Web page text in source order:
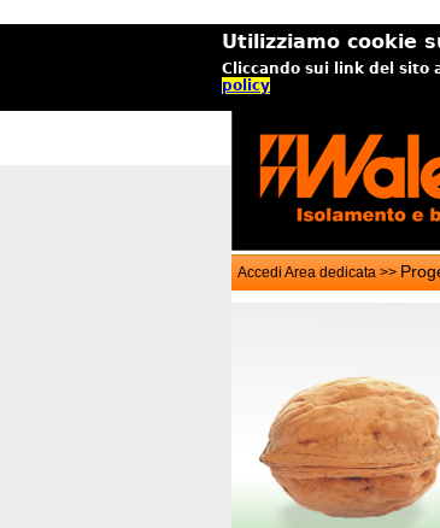
Utilizziamo cookie
Cliccando sui link del sito
policy
Accedi Area dedicata >>